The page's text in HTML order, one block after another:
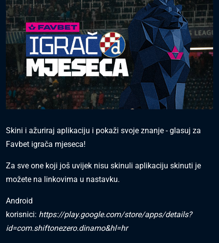
Skini i ažuriraj aplikaciju i pokaži svoje znanje - glasuj za
Favbet igrača mjeseca!
Za sve one koji još uvijek nisu skinuli aplikaciju skinuti je
možete na linkovima u nastavku.
Android
korisnici: https://play.google.com/store/apps/details?
id=com.shiftonezero.dinamo&hl=hr